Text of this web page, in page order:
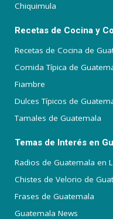
Chiquimula
Recetas de Cocina y
Recetas de Cocina de
Comida Típica de
Fiambre
Dulces Típicos de
Tamales de Guatemala
Temas de Interés en
Radios de Guatemala en
Chistes de Velorio de
Frases de Guatemala
Guatemala News